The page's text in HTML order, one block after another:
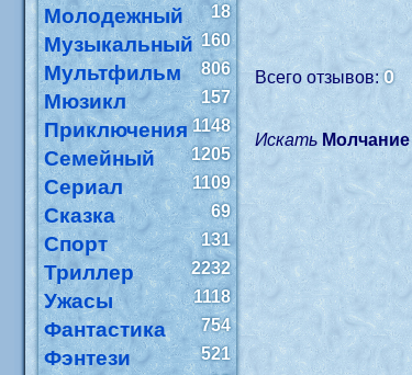
Молодежный 18
Музыкальный 160
Мультфильм 806
Мюзикл 157
Приключения 1148
Семейный 1205
Сериал 1109
Сказка 69
Спорт 131
Триллер 2232
Ужасы 1118
Фантастика 754
Фэнтези
521
Всего отзывов:0
Искать Молчание